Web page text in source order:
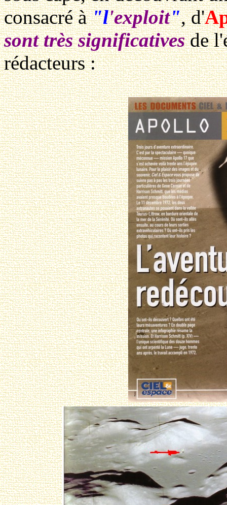
consacré à"l'exploit", d'
sont très significativesde
rédacteurs :